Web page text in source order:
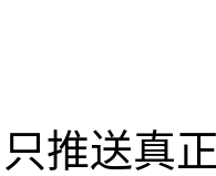
只推送真